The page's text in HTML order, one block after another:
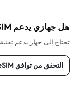
هل جهازي يدعم eSIM؟
تحتاج إلى جهاز يدعم تقنية eSIM للبدء.
التحقق من توافق eSIM